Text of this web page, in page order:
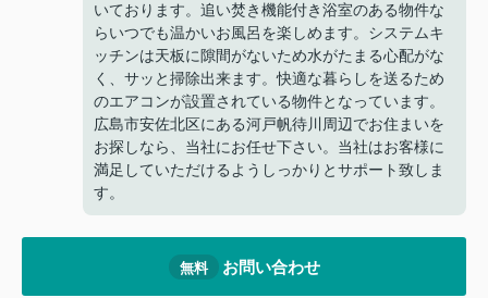
いております。追い焚き機能付き浴室のある物件な
らいつでも温かいお風呂を楽しめます。システムキ
ッチンは天板に隙間がないため水がたまる心配がな
く、サッと掃除出来ます。快適な暮らしを送るため
のエアコンが設置されている物件となっています。
広島市安佐北区にある河戸帆待川周辺でお住まいを
お探しなら、当社にお任せ下さい。当社はお客様に
満足していただけるようしっかりとサポート致しま
す。
無料 お問い合わせ